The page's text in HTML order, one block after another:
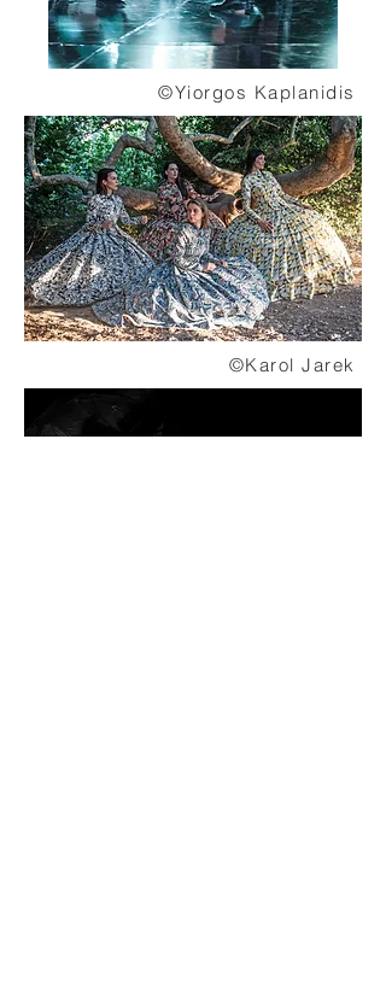
©Yiorgos Kaplanidis
©Karol Jarek